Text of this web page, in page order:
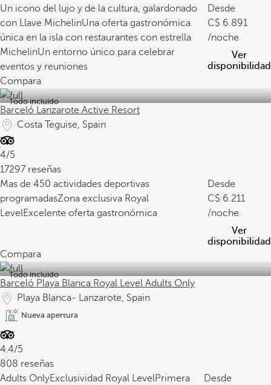
Un icono del lujo y de la cultura, galardonado
con Llave MichelinUna oferta gastronómica
única en la isla con restaurantes con estrella
MichelinUn entorno único para celebrar
eventos y reuniones
Desde
6.891
/noche
Ver
disponibilidad
Compara
Todo incluido
Barceló Lanzarote Active Resort
Costa Teguise, Spain
4/5
17297 reseñas
Mas de 450 actividades deportivas
programadasZona exclusiva Royal
LevelExcelente oferta gastronómica
Desde
6.211
/noche
Ver
disponibilidad
Compara
Todo incluido
Barceló Playa Blanca Royal Level Adults Only
Playa Blanca- Lanzarote, Spain
Nueva apertura
4.4/5
808 reseñas
Adults OnlyExclusividad Royal LevelPrimera
Desde